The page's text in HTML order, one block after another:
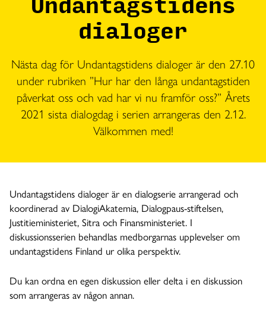
Undantagstidens
dialoger
Nästa dag för Undantagstidens dialoger är den 27.10
under rubriken ”Hur har den långa undantagstiden
påverkat oss och vad har vi nu framför oss?” Årets
2021 sista dialogdag i serien arrangeras den 2.12.
Välkommen med!
Undantagstidens dialoger är en dialogserie arrangerad och
koordinerad av DialogiAkatemia, Dialogpaus-stiftelsen,
Justitieministeriet, Sitra och Finansministeriet. I
diskussionsserien behandlas medborgarnas upplevelser om
undantagstidens Finland ur olika perspektiv.
Du kan ordna en egen diskussion eller delta i en diskussion
som arrangeras av någon annan.